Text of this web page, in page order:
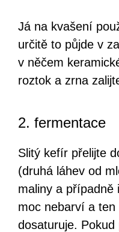
Já na kvašení
určitě to půjde v
v něčem
roztok a zrna
2. fermentace
Slitý kefír přelijte
(druhá láhev od
maliny a případně
moc nebarví a ten
dosaturuje.